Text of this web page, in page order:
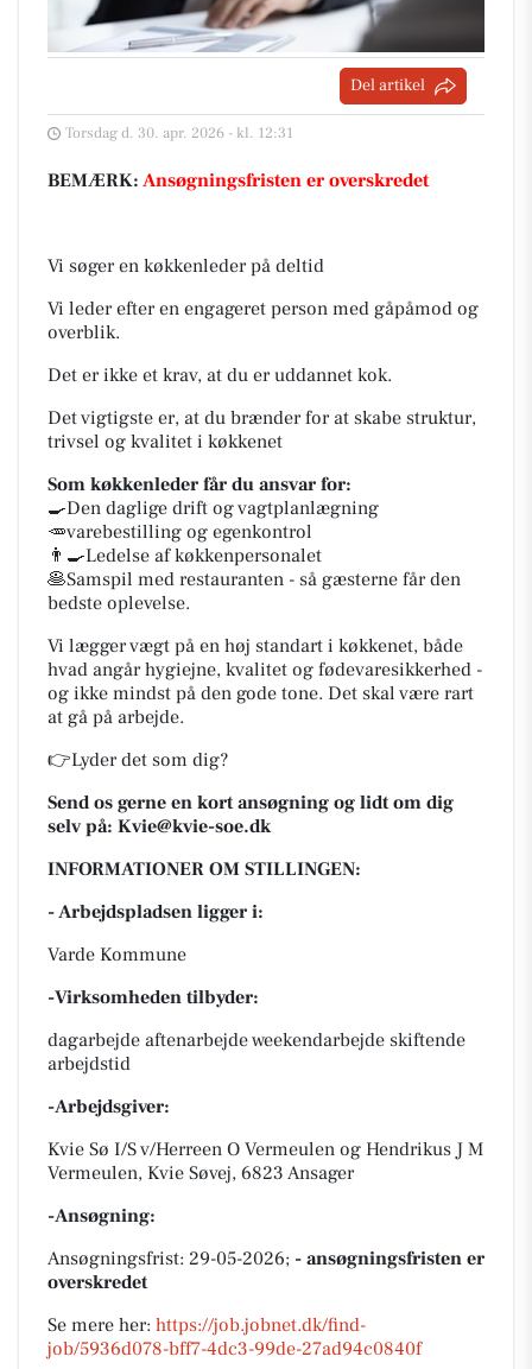
Del artikel
Torsdag d. 30. apr. 2026 - kl. 12:31
BEMÆRK: Ansøgningsfristen er overskredet
Vi søger en køkkenleder på deltid
Vi leder efter en engageret person med gåpåmod og
overblik.
Det er ikke et krav, at du er uddannet kok.
Det vigtigste er, at du brænder for at skabe struktur,
trivsel og kvalitet i køkkenet
Som køkkenleder får du ansvar for:
🍳Den daglige drift og vagtplanlægning
🥕varebestilling og egenkontrol
👨‍🍳Ledelse af køkkenpersonalet
🥞Samspil med restauranten - så gæsterne får den
bedste oplevelse.
Vi lægger vægt på en høj standart i køkkenet, både
hvad angår hygiejne, kvalitet og fødevaresikkerhed -
og ikke mindst på den gode tone. Det skal være rart
at gå på arbejde.
👉Lyder det som dig?
Send os gerne en kort ansøgning og lidt om dig
selv på: Kvie@kvie-soe.dk
INFORMATIONER OM STILLINGEN:
- Arbejdspladsen ligger i:
Varde Kommune
-Virksomheden tilbyder:
dagarbejde aftenarbejde weekendarbejde skiftende
arbejdstid
-Arbejdsgiver:
Kvie Sø I/S v/Herreen O Vermeulen og Hendrikus J M
Vermeulen, Kvie Søvej, 6823 Ansager
-Ansøgning:
Ansøgningsfrist: 29-05-2026; - ansøgningsfristen er
overskredet
Se mere her: https://job.jobnet.dk/find-
job/5936d078-bff7-4dc3-99de-27ad94c0840f